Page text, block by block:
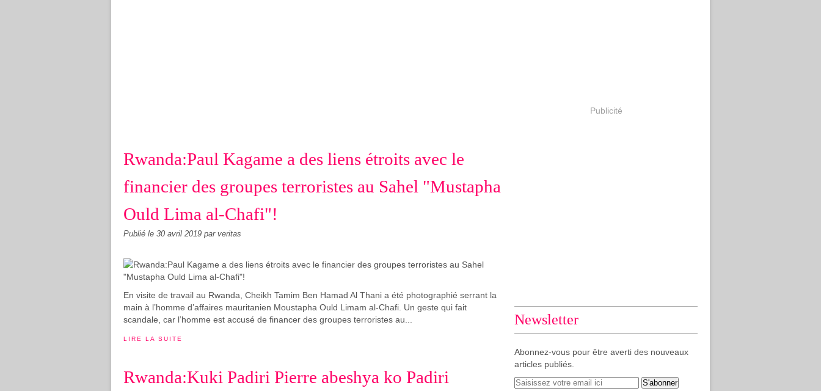
Rwanda:Paul Kagame a des liens étroits avec le
financier des groupes terroristes au Sahel "Mustapha
Ould Lima al-Chafi"!
Publié le 30 avril 2019 par veritas
En visite de travail au Rwanda, Cheikh Tamim Ben Hamad Al Thani a été photographié serrant la
main à l’homme d’affaires mauritanien Moustapha Ould Limam al-Chafi. Un geste qui fait
scandale, car l’homme est accusé de financer des groupes terroristes au...
LIRE LA SUITE
Rwanda:Kuki Padiri Pierre abeshya ko Padiri
Publicité
Newsletter
Abonnez-vous pour être averti des nouveaux
articles publiés.